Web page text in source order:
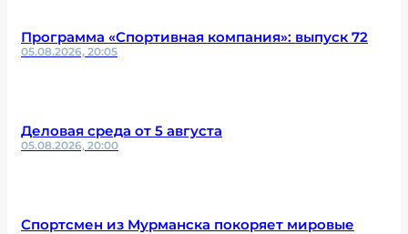
Программа «Спортивная компания»: выпуск 72
05.08.2026, 20:05
Деловая среда от 5 августа
05.08.2026, 20:00
Спортсмен из Мурманска покоряет мировые